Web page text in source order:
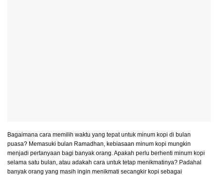
Bagaimana cara memilih waktu yang tepat untuk minum kopi di bulan
puasa? Memasuki bulan Ramadhan, kebiasaan minum kopi mungkin
menjadi pertanyaan bagi banyak orang. Apakah perlu berhenti minum kopi
selama satu bulan, atau adakah cara untuk tetap menikmatinya? Padahal
banyak orang yang masih ingin menikmati secangkir kopi sebagai